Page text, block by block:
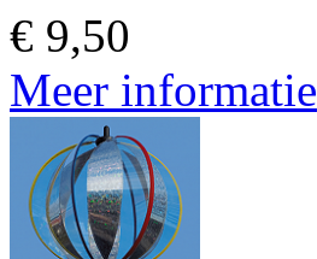
€ 9,50
Meer informatie